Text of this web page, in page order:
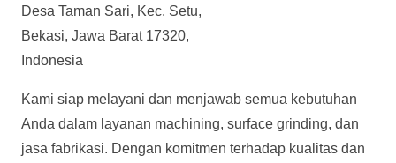
Desa Taman Sari, Kec. Setu,
Bekasi, Jawa Barat 17320,
Indonesia
Kami siap melayani dan menjawab semua kebutuhan
Anda dalam layanan machining, surface grinding, dan
jasa fabrikasi. Dengan komitmen terhadap kualitas dan